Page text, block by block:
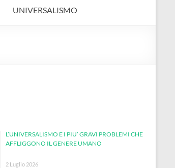
UNIVERSALISMO
L’UNIVERSALISMO E I PIU’ GRAVI PROBLEMI CHE
AFFLIGGONO IL GENERE UMANO
2 Luglio 2026